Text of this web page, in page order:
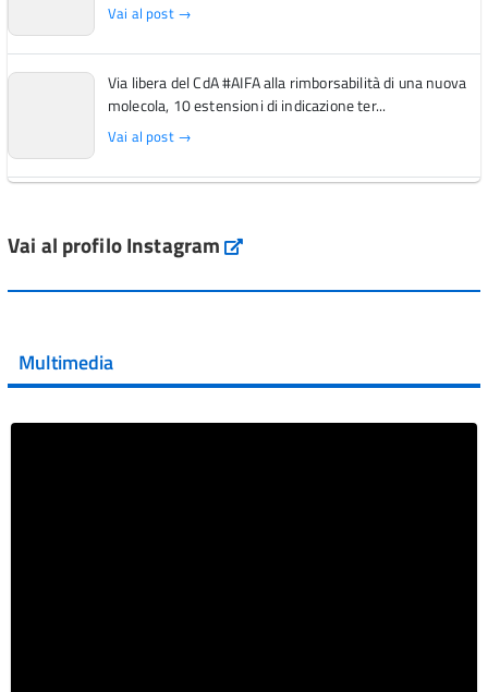
Vai al post →
Via libera del CdA #AIFA alla rimborsabilità di una nuova
molecola, 10 estensioni di indicazione ter...
Vai al post →
Vai al post →
Vai al post →
Vai al profilo Instagram Instagram
Multimedia